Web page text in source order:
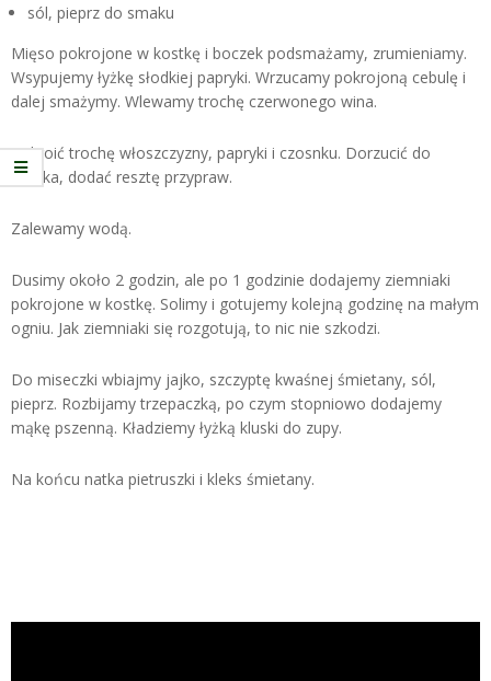
sól, pieprz do smaku
Mięso pokrojone w kostkę i boczek podsmażamy, zrumieniamy.
Wsypujemy łyżkę słodkiej papryki. Wrzucamy pokrojoną cebulę i
dalej smażymy. Wlewamy trochę czerwonego wina.
Pokroić trochę włoszczyzny, papryki i czosnku. Dorzucić do
garnka, dodać resztę przypraw.
Zalewamy wodą.
Dusimy około 2 godzin, ale po 1 godzinie dodajemy ziemniaki
pokrojone w kostkę. Solimy i gotujemy kolejną godzinę na małym
ogniu. Jak ziemniaki się rozgotują, to nic nie szkodzi.
Do miseczki wbiajmy jajko, szczyptę kwaśnej śmietany, sól,
pieprz. Rozbijamy trzepaczką, po czym stopniowo dodajemy
mąkę pszenną. Kładziemy łyżką kluski do zupy.
Na końcu natka pietruszki i kleks śmietany.